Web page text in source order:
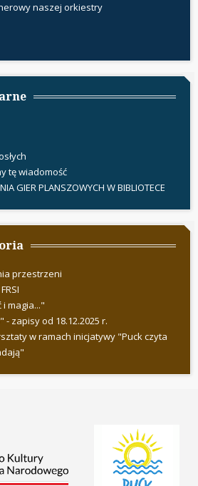
naszej orkiestry
tę wiadomość
GIER PLANSZOWYCH W BIBLIOTECE
przestrzeni
magia..."
- zapisy od 18.12.2025 r.
w ramach inicjatywy "Puck czyta